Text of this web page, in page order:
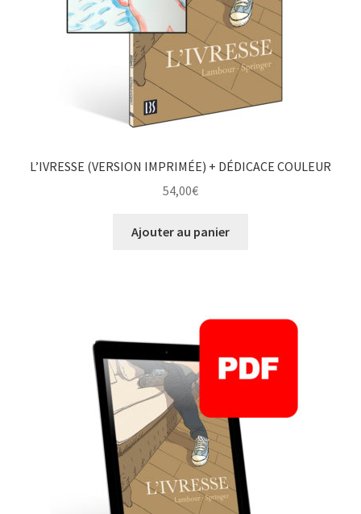
L’IVRESSE (VERSION IMPRIMÉE) + DÉDICACE COULEUR
54,00€
Ajouter au panier